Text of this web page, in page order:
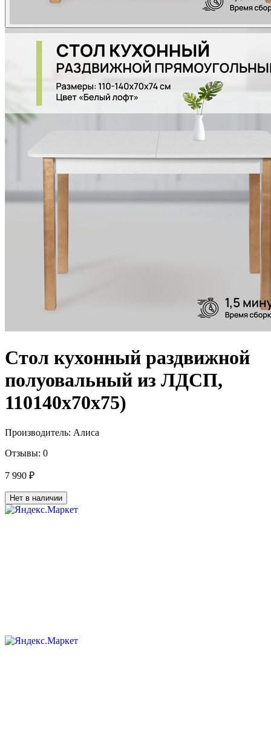
Стол кухонный раздвижной
полуовальный из ЛДСП,
110140х70х75)
Производитель: Алиса
Отзывы: 0
7 990 ₽
Нет в наличии